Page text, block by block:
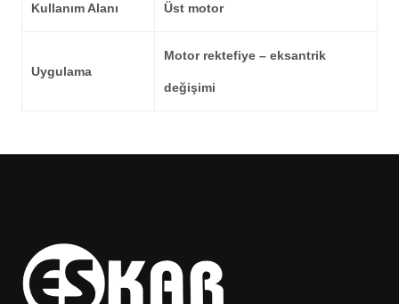
Kullanım Alanı Üst motor
Uygulama
Motor rektefiye – eksantrik
değişimi